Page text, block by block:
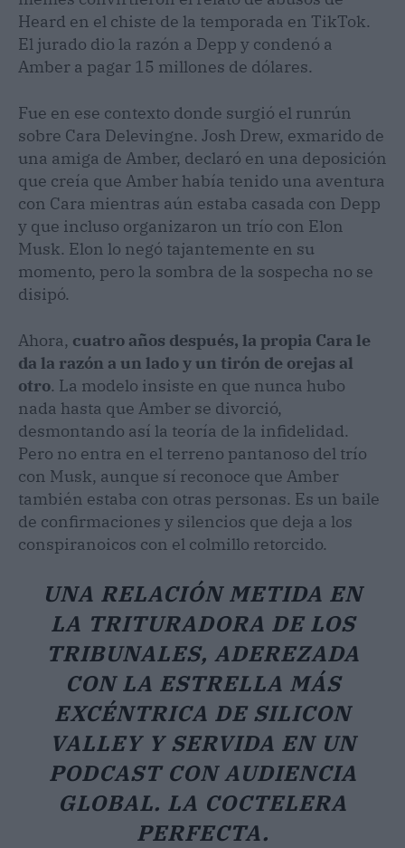
Heard en el chiste de la temporada en TikTok.
El jurado dio la razón a Depp y condenó a
Amber a pagar 15 millones de dólares.
Fue en ese contexto donde surgió el runrún
sobre Cara Delevingne. Josh Drew, exmarido de
una amiga de Amber, declaró en una deposición
que creía que Amber había tenido una aventura
con Cara mientras aún estaba casada con Depp
y que incluso organizaron un trío con Elon
Musk. Elon lo negó tajantemente en su
momento, pero la sombra de la sospecha no se
disipó.
Ahora, cuatro años después, la propia Cara le
da la razón a un lado y un tirón de orejas al
otro. La modelo insiste en que nunca hubo
nada hasta que Amber se divorció,
desmontando así la teoría de la infidelidad.
Pero no entra en el terreno pantanoso del trío
con Musk, aunque sí reconoce que Amber
también estaba con otras personas. Es un baile
de confirmaciones y silencios que deja a los
conspiranoicos con el colmillo retorcido.
UNA RELACIÓN METIDA EN
LA TRITURADORA DE LOS
TRIBUNALES, ADEREZADA
CON LA ESTRELLA MÁS
EXCÉNTRICA DE SILICON
VALLEY Y SERVIDA EN UN
PODCAST CON AUDIENCIA
GLOBAL. LA COCTELERA
PERFECTA.